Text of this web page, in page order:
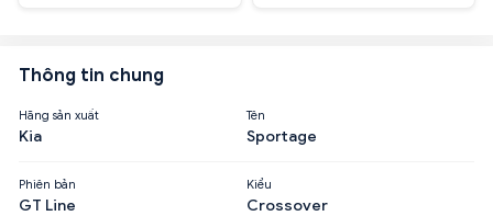
Thông tin chung
Hãng sản xuất
Kia
Tên
Sportage
Phiên bản
GT Line
Kiểu
Crossover